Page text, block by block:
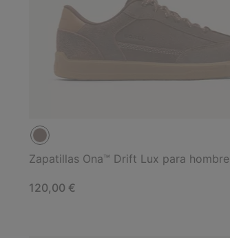
Zapatillas Ona™ Drift Lux para hombre
Regular price:
120,00 €